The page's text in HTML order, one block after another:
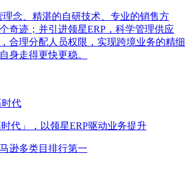
念、精湛的自研技术、专业的销售方
奇迹；并引进领星ERP，科学管理供应
合理分配人员权限，实现跨境业务的精细
身走得更快更稳。
代」，以领星ERP驱动业务提升
逊多类目排行第一